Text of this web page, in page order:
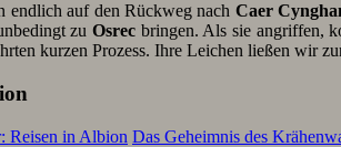
endlich auf den Rückweg nach Caer
zu Osrec bringen. Als sie angriffen,
kurzen Prozess. Ihre Leichen ließen wir
Reisen in Albion Das Geheimnis des